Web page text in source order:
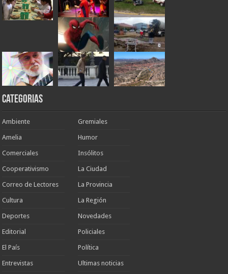
Categorias
Ambiente
Amelia
Comerciales
Cooperativismo
Correo de Lectores
Cultura
Deportes
Editorial
El País
Entrevistas
Gremiales
Humor
Insólitos
La Ciudad
La Provincia
La Región
Novedades
Policiales
Política
Ultimas noticias